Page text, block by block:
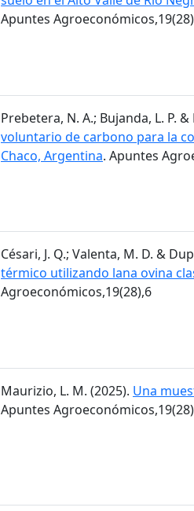
Apuntes
Prebetera, N. A.; Bujanda, L. P. &
voluntario de carbono para la
Chaco, Argentina. Apuntes
Césari, J. Q.; Valenta, M. D. &
térmico utilizando lana ovina
Agroeconómicos,19(28),6
Maurizio, L. M. (2025). Una
Apuntes